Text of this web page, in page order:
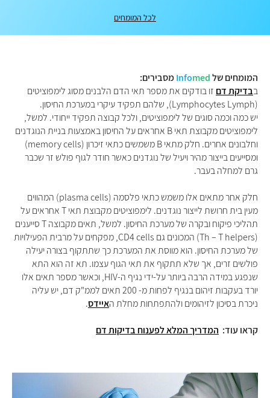
לכל המומחים
המומחים של Infomed
מסבירים:
בבדיקת דם זו בודקים את מספר תאי הדם הלבנים מסוג לימפוציטים
(Lymphocytes Lymph), שלהם תפקיד עיקרי במערכת החיסון.
יש כמה וכמה סוגים של לימפוציטים, ולכל קבוצה תפקיד ייחודי. למשל,
לימפוציטים מקבוצת תאי B אחראים על החיסון באמצעות בניית הנוגדנים
וחלבונים אחרים. חלק מתאי B משמשים כתאי זיכרון (memory cells)
ומסייעים בייצור מהיר ויעיל של נוגדנים כאשר חודר לגוף פולש זר שכבר
גרם למחלה בעבר.
חלק אחר מתאים אלו משמש כתאי פלסמה (plasma cells) המהווים
מעין בית חרושת לייצור נוגדנים. לימפוציטים מקבוצת תאי T אחראים על
תהליכי פיקוח ובקרה של מערכת החיסון. למשל, תאים מקבוצה T סייענים
(Th – T helpers) המכונים גם CD4 cells, מפקחים על מרבית הפעילויות
של מערכת החיסון. הוא מווסת את המערכת כך שתתקוף בצורה יעילה
פולשים זרים, אך שלא תתקוף את תאי הגוף עצמו. תא זה הוא התא
שנפגע במידה הרבה ביותר על-ידי נגיף ה-HIV, וכאשר מספר תאים אלו
יורד בעקבות זיהום בנגיף לפחות מ- 200 תאים לממ"ק דם, יש עליה
ניכרת בסיכון לזיהומים ולהתפתחות מחלת האיידס.
קראו עוד: המדריך המלא לפענוח בדיקות דם